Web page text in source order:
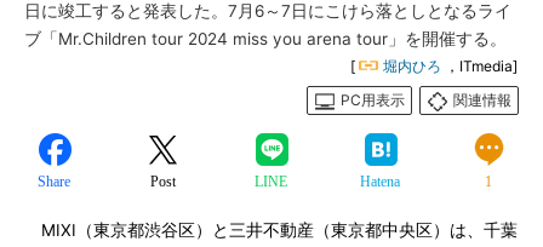
日に竣工すると発表した。7月6～7日にこけら落としとなるライ
ブ「Mr.Children tour 2024 miss you arena tour」を開催する。
[ 堀内ひろ ，ITmedia]
PC用表示
関連情報
Share Post LINE Hatena 1
MIXI（東京都渋谷区）と三井不動産（東京都中央区）は、千葉